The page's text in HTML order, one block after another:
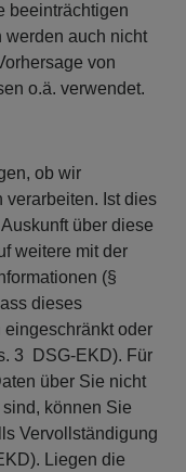
beeinträchtigen
werden auch nicht
von
o.ä. verwendet.
ob wir
verarbeiten. Ist dies
über diese
weitere mit der
(§
dieses
oder
3 DSG-EKD). Für
über Sie nicht
können Sie
Vervollständigung
Liegen die